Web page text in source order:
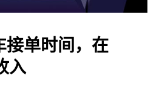
接单时间，在
入